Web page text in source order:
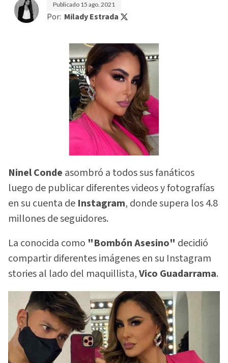
Publicado 15 ago. 2021
Por: Milady Estrada
Ninel Conde asombró a todos sus fanáticos
luego de publicar diferentes videos y fotografías
en su cuenta de Instagram, donde supera los 4.8
millones de seguidores.
La conocida como "Bombón Asesino" decidió
compartir diferentes imágenes en su Instagram
stories al lado del maquillista,Vico Guadarrama.